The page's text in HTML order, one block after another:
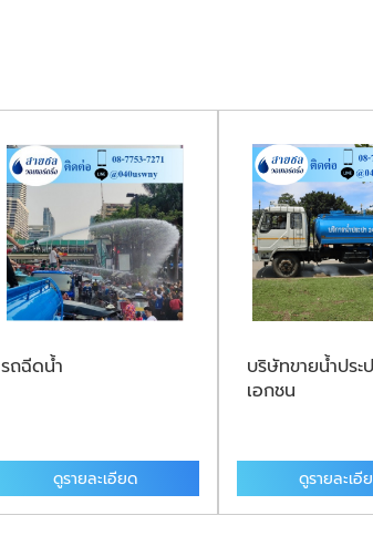
รถฉีดน้ำ
ดูรายละเอียด
บริษัทขายน้ำประ
เอกชน
ดูรายละเอี